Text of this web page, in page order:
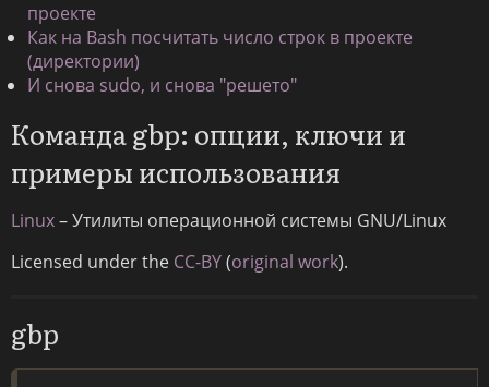
проекте
Как на Bash посчитать число строк в проекте
(директории)
И снова sudo, и снова "решето"
Команда gbp: опции, ключи и
примеры использования
Linux– Утилиты операционной системы GNU/Linux
Licensed under the CC-BY(original work).
gbp